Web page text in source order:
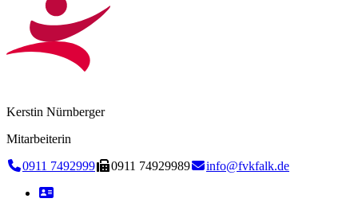
Kerstin Nürnberger
Mitarbeiterin
0911 7492999
0911 74929989 info@fvkfalk.de